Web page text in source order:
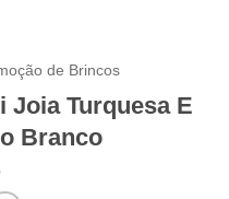
de Brincos
Joia Turquesa E
Branco